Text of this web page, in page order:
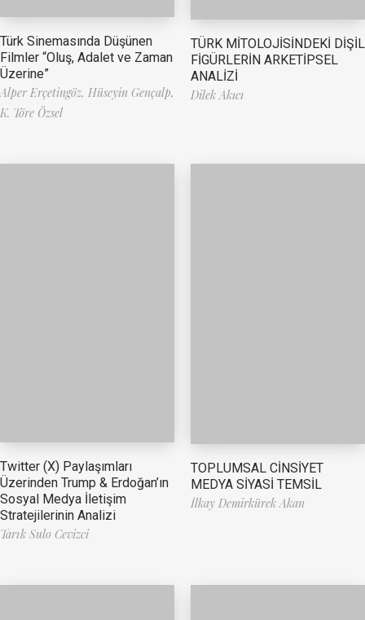
Türk Sinemasında Düşünen
Filmler “Oluş, Adalet ve Zaman
Üzerine”
Alper Erçetingöz, Hüseyin Gençalp,
K. Töre Özsel
TÜRK MİTOLOJİSİNDEKİ DİŞİL
FİGÜRLERİN ARKETİPSEL
ANALİZİ
Dilek Akıcı
Twitter (X) Paylaşımları
Üzerinden Trump & Erdoğan’ın
Sosyal Medya İletişim
Stratejilerinin Analizi
Tarık Sulo Cevizci
TOPLUMSAL CİNSİYET
MEDYA SİYASİ TEMSİL
İlkay Demirkürek Akan